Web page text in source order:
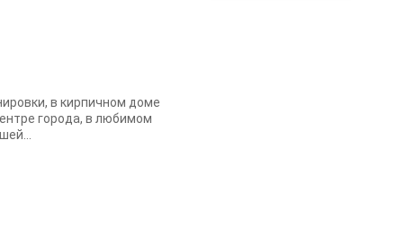
в кирпичном доме
города, в любимом